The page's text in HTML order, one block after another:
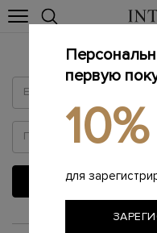
первую
10%
для